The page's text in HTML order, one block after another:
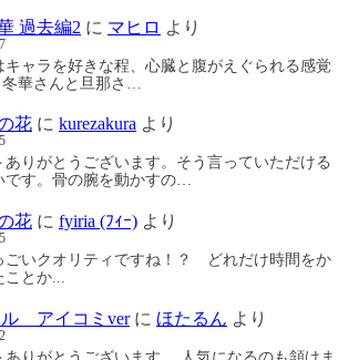
過去編2 に マヒロ より
キャラを好きな程、心臓と腹がえぐられる感覚
華さんと旦那さ…
花 に kurezakura より
ありがとうございます。そう言っていただける
です。骨の腕を動かすの…
花 に fyiria (ﾌｨｰ) より
ごいクオリティですね！？ どれだけ時間をか
ことか...
ル アイコミverに ほたるん より